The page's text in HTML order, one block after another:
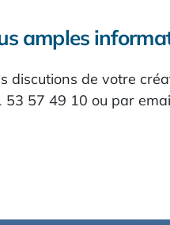
amples
discutions de votre
53 57 49 10 ou par